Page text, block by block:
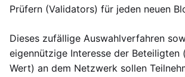
Prüfern (Validators) für jeden neuen
Dieses zufällige Auswahlverfahren
eigennützige Interesse der Beteiligten
Wert) an dem Netzwerk sollen